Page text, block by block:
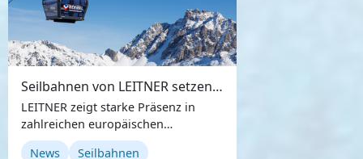
Seilbahnen von LEITNER setzen in vielen Teilen Europas neue Impulse
LEITNER zeigt starke Präsenz in
zahlreichen europäischen
Skigebieten, unter anderem in
News Seilbahnen